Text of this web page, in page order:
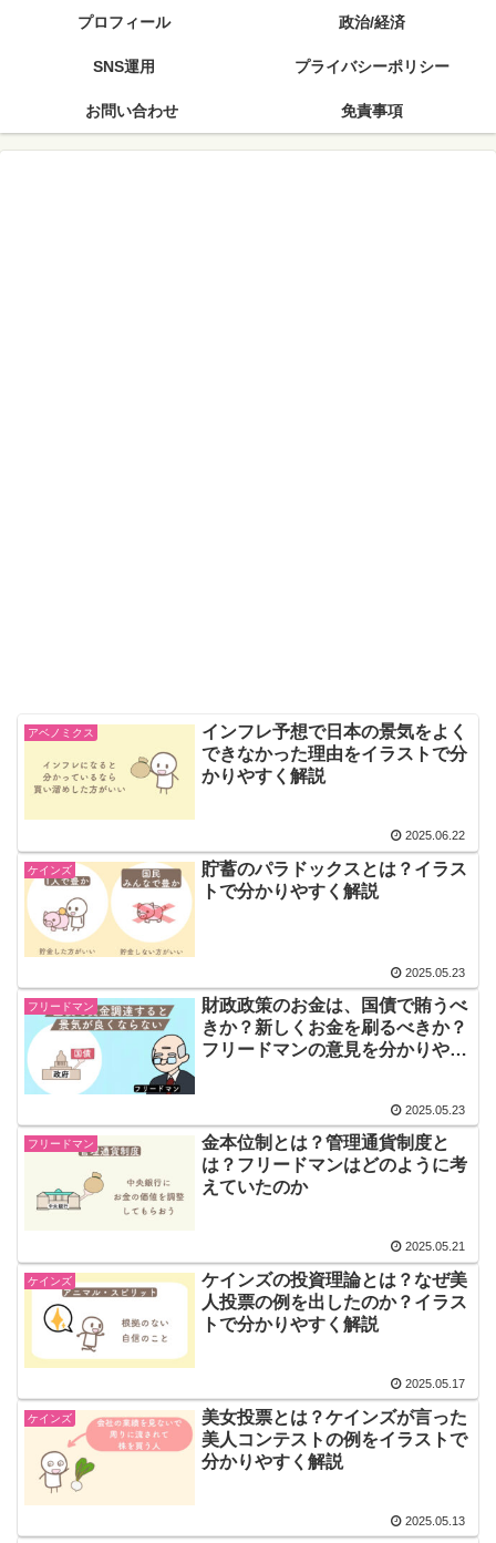
プロフィール 政治/経済
SNS運用 プライバシーポリシー
お問い合わせ 免責事項
アベノミクス
インフレ予想で日本の景気をよく
できなかった理由をイラストで分
かりやすく解説
2025.06.22
ケインズ
貯蓄のパラドックスとは？イラス
トで分かりやすく解説
2025.05.23
フリードマン
財政政策のお金は、国債で賄うべ
きか？新しくお金を刷るべきか？
フリードマンの意見を分かりやす
2025.05.23
フリードマン
金本位制とは？管理通貨制度と
は？フリードマンはどのように考
えていたのか
2025.05.21
ケインズ
ケインズの投資理論とは？なぜ美
人投票の例を出したのか？イラス
トで分かりやすく解説
2025.05.17
ケインズ
美女投票とは？ケインズが言った
美人コンテストの例をイラストで
分かりやすく解説
2025.05.13